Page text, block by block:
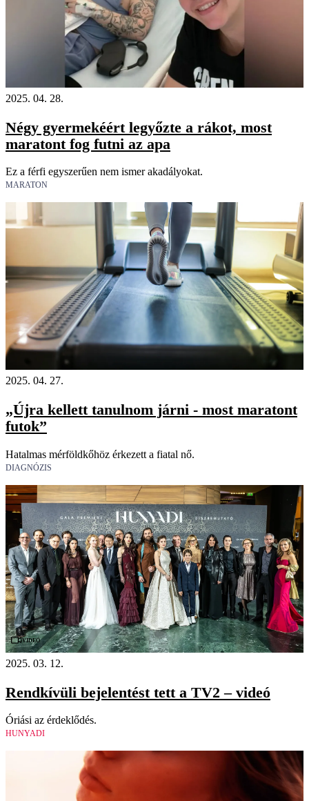
2025. 04. 28.
Négy gyermekéért legyőzte a rákot, most
maratont fog futni az apa
Ez a férfi egyszerűen nem ismer akadályokat.
MARATON
2025. 04. 27.
„Újra kellett tanulnom járni - most maratont
futok”
Hatalmas mérföldkőhöz érkezett a fiatal nő.
DIAGNÓZIS
Videó
2025. 03. 12.
Rendkívüli bejelentést tett a TV2 – videó
Óriási az érdeklődés.
HUNYADI